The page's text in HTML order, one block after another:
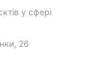
у сфері
26